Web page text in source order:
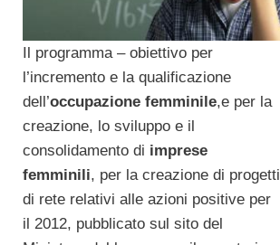
Il programma – obiettivo per
l’incremento e la qualificazione
dell’occupazione femminile,e per la
creazione, lo sviluppo e il
consolidamento di imprese
femminili, per la creazione di progetti
di rete relativi alle azioni positive per
il 2012, pubblicato sul sito del